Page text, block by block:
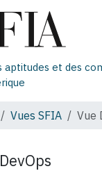
aptitudes et des
Vues SFIA Vue